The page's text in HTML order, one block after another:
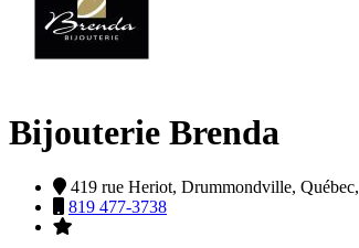
Bijouterie Brenda
419 rue Heriot, Drummondville, Québec,
819 477-3738